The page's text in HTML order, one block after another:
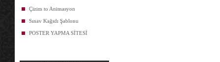
Çizim to Animasyon
Sınav Kağıdı Şablonu
POSTER YAPMA SİTESİ